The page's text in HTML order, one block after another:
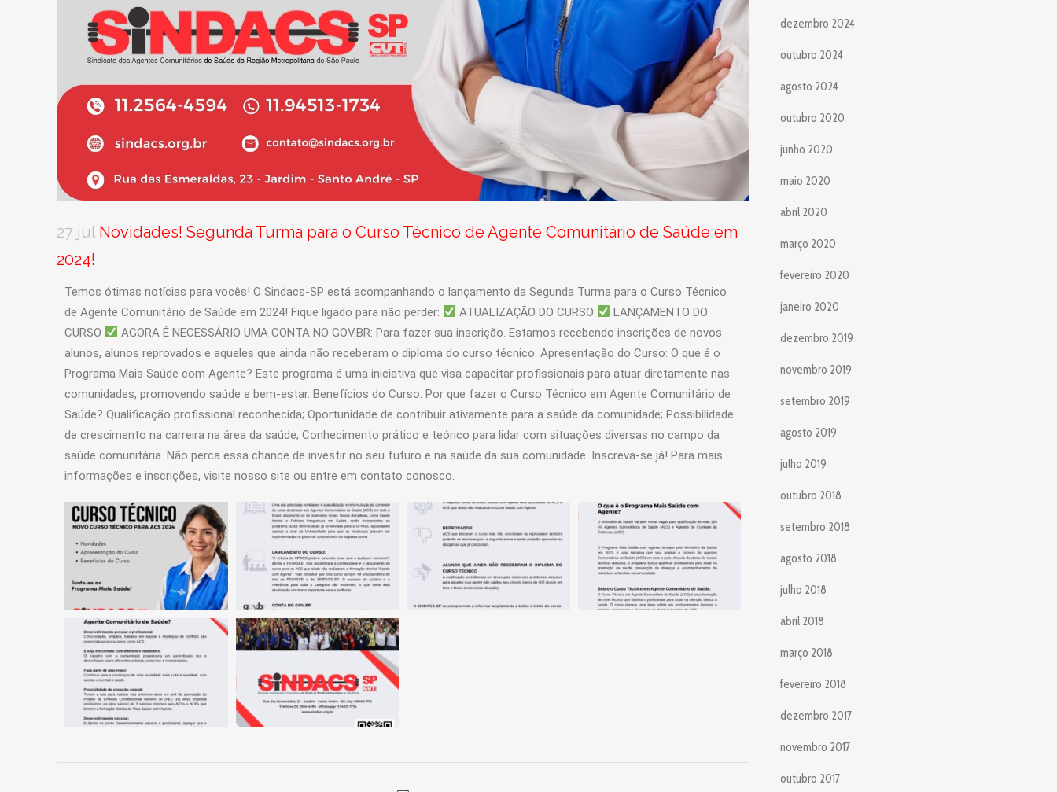
27 jul Novidades! Segunda Turma para o Curso Técnico de Agente Comunitário de Saúde em
2024!
Temos ótimas notícias para vocês! O Sindacs-SP está acompanhando o lançamento da Segunda Turma para o Curso Técnico
de Agente Comunitário de Saúde em 2024! Fique ligado para não perder:
ATUALIZAÇÃO DO CURSO
LANÇAMENTO DO
CURSO
AGORA É NECESSÁRIO UMA CONTA NO GOV.BR: Para fazer sua inscrição. Estamos recebendo inscrições de novos
alunos, alunos reprovados e aqueles que ainda não receberam o diploma do curso técnico. Apresentação do Curso: O que é o
Programa Mais Saúde com Agente? Este programa é uma iniciativa que visa capacitar profissionais para atuar diretamente nas
comunidades, promovendo saúde e bem-estar. Benefícios do Curso: Por que fazer o Curso Técnico em Agente Comunitário de
Saúde? Qualificação profissional reconhecida; Oportunidade de contribuir ativamente para a saúde da comunidade; Possibilidade
de crescimento na carreira na área da saúde; Conhecimento prático e teórico para lidar com situações diversas no campo da
saúde comunitária. Não perca essa chance de investir no seu futuro e na saúde da sua comunidade. Inscreva-se já! Para mais
informações e inscrições, visite nosso site ou entre em contato conosco.
dezembro 2024
outubro 2024
agosto 2024
outubro 2020
junho 2020
maio 2020
abril 2020
março 2020
fevereiro 2020
janeiro 2020
dezembro 2019
novembro 2019
setembro 2019
agosto 2019
julho 2019
outubro 2018
setembro 2018
agosto 2018
julho 2018
abril 2018
março 2018
fevereiro 2018
dezembro 2017
novembro 2017
outubro 2017